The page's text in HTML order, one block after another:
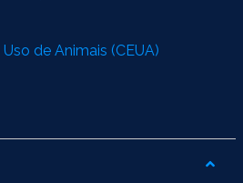
de Animais (CEUA)